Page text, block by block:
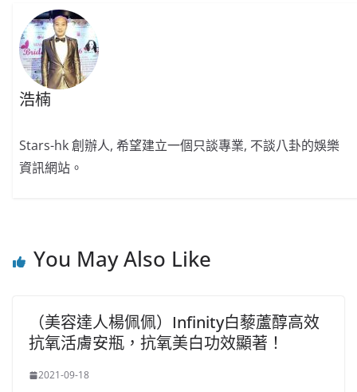
浩楠
Stars-hk 創辦人, 希望建立一個只談專業, 不談八卦的娛樂
資訊網站。
You May Also Like
（美容達人楊佩佩）Infinity白藜蘆醇高效
抗氧活膚安瓶，抗氧美白功效顯著！
2021-09-18